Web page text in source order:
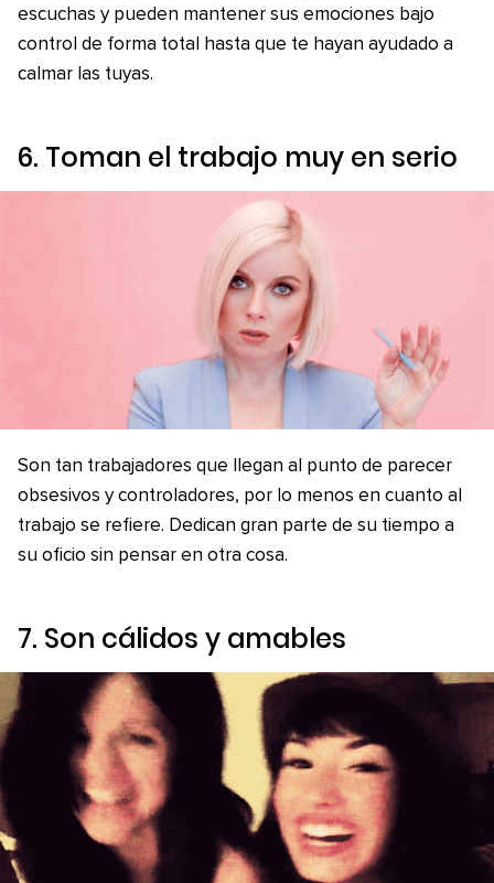
escuchas y pueden mantener sus emociones bajo
control de forma total hasta que te hayan ayudado a
calmar las tuyas.
6. Toman el trabajo muy en serio
Son tan trabajadores que llegan al punto de parecer
obsesivos y controladores, por lo menos en cuanto al
trabajo se refiere. Dedican gran parte de su tiempo a
su oficio sin pensar en otra cosa.
7. Son cálidos y amables